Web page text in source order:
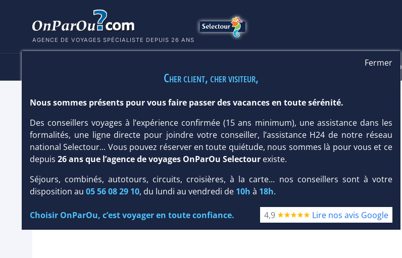
AGENCE DE VOYAGES SPÉCIALISTE DEPUIS 26 ANS
THALASSO
HÔTEL CHC MARILENA 4*
HôtelClassique
Fermer
Cher client, cher visiteur,
Nous sommes présents pour vous faire passer des vacances en toute sérénité.
Des conseillers voyages à l’expérience confirmée (15 ans minimum), une assistance dans les
formalités, une ligne directe pour joindre votre conseiller, l’assistance H24 de notre réseau
national Selectour... Vous pouvez réserver en toute quiétude, nous sommes là pour vous et ce
depuis 26 ans que l’agence de voyages OnParOu Selectourexiste.
Séjours, combinés, autotours, circuits, croisières, à la carte... nos conseillers sont à votre
disposition au 05 56 08 29 10, du lundi au vendredi de 10h à 18h.
Choisir OnParOu, c’est voyager en toute confiance. 4,9 Lire nos avis Google